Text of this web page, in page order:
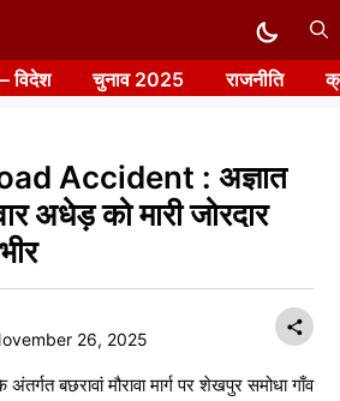
विदेश चुनाव 2025 राजनीति
Accident : अज्ञात
अधेड़ को मारी जोरदार
26, 2025
अंतर्गत बछरावां मौरावा मार्ग पर शेखपुर समोधा गाँव